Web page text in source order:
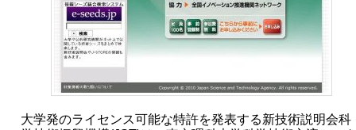
大学発のライセンス可能な特許を発表する新技術説明会科